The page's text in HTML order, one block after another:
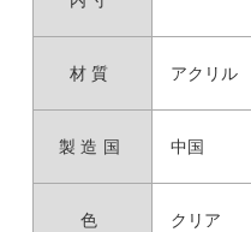
材質 アクリル
製造国 中国
色 クリア